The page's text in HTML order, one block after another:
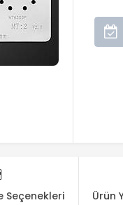
Seçenekleri Ürün